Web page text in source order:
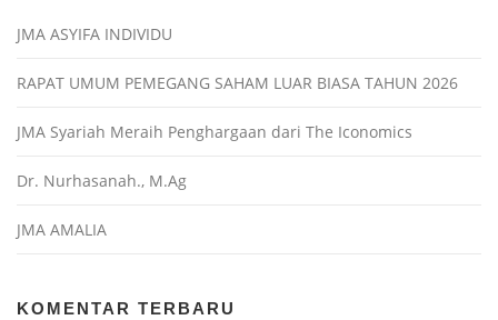
JMA ASYIFA INDIVIDU
RAPAT UMUM PEMEGANG SAHAM LUAR BIASA TAHUN 2026
JMA Syariah Meraih Penghargaan dari The Iconomics
Dr. Nurhasanah., M.Ag
JMA AMALIA
KOMENTAR TERBARU